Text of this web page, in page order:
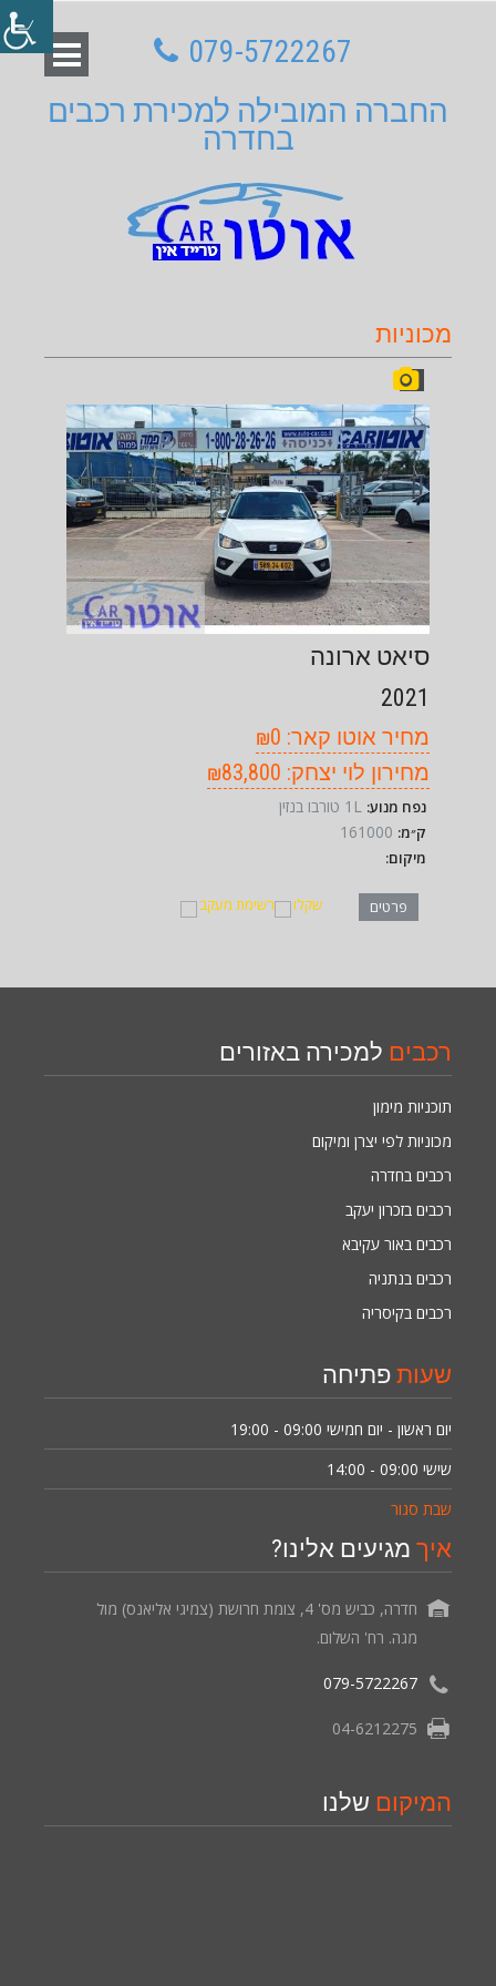
079-5722267
החברה המובילה למכירת רכבים
בחדרה
מכוניות
סיאט ארונה
2021
מחיר אוטו קאר: ₪0
מחירון לוי יצחק: ₪83,800
נפח מנוע:
ק״מ:
מיקום:
פרטים שקלו רשימת מעקב
רכבים למכירה באזורים
תוכניות מימון
מכוניות לפי יצרן ומיקום
רכבים בחדרה
רכבים בזכרון יעקב
רכבים באור עקיבא
רכבים בנתניה
רכבים בקיסריה
שעות פתיחה
09:00 - 19:00 יום ראשון - יום חמישי
09:00 - 14:00 שישי
שבת סגור
איך מגיעים אלינו?
חדרה, כביש מס' 4, צומת חרושת (צמיגי אליאנס) מול
מגה. רח' השלום.
079-5722267
04-6212275
המיקום שלנו